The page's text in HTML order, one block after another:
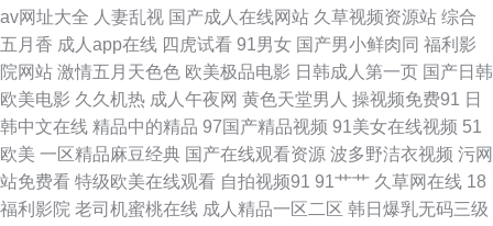
慰网站香蕉 伪娘自慰 豆花视频一区 极品户外露出 欧洲人妻丰满 日批网站在
线观看 在线观看国产肛交 91内操 超碰肏屄 国产精品呦伦视频 老湿机香蕉久
久 日韩精品ー区二区 伊人一线二线 久久撸免费 人人射人人妻 五月天影院
91传媒色网站 国产青草香蕉久久 老湿机福利看片 日本AⅤ免费观看 天天撸天
av网址大全 人妻乱视 国产成人在线网站 久草视频资源站 综合
五月香 成人app在线 四虎试看 91男女 国产男小鲜肉同 福利影
院网站 激情五月天色色 欧美极品电影 日韩成人第一页 国产日韩
欧美电影 久久机热 成人午夜网 黄色天堂男人 操视频免费91 日
韩中文在线 精品中的精品 97国产精品视频 91美女在线视频 51
欧美 一区精品麻豆经典 国产在线观看资源 波多野洁衣视频 污网
站免费看 特级欧美在线观看 自拍视频91 91艹艹 久草网在线 18
福利影院 老司机蜜桃在线 成人精品一区二区 韩日爆乳无码三级